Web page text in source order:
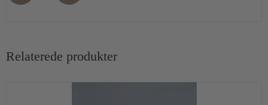
Relaterede produkter